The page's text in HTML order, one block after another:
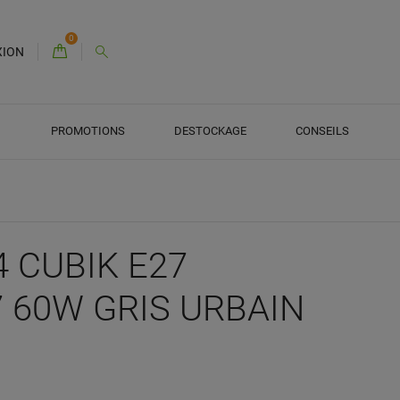
0
PROMOTIONS DESTOCKAGE CONSEILS
CUBIK E27
GRIS URBAIN